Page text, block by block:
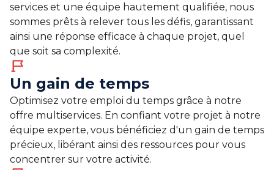
services et une équipe hautement qualifiée, nous
sommes prêts à relever tous les défis, garantissant
ainsi une réponse efficace à chaque projet, quel
que soit sa complexité.
Un gain de temps
Optimisez votre emploi du temps grâce à notre
offre multiservices. En confiant votre projet à notre
équipe experte, vous bénéficiez d'un gain de temps
précieux, libérant ainsi des ressources pour vous
concentrer sur votre activité.